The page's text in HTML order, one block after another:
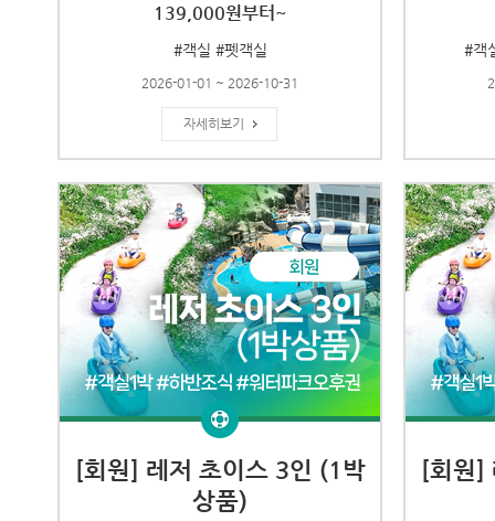
139,000원부터~
#객실 #펫객실
2026-01-01 ~ 2026-10-31
자세히보기
#객
[회원] 레저 초이스 3인 (1박
상품)
[회원]